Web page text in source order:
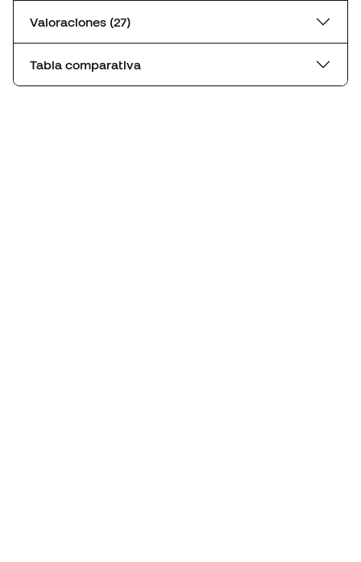
Valoraciones (27)
Tabla comparativa